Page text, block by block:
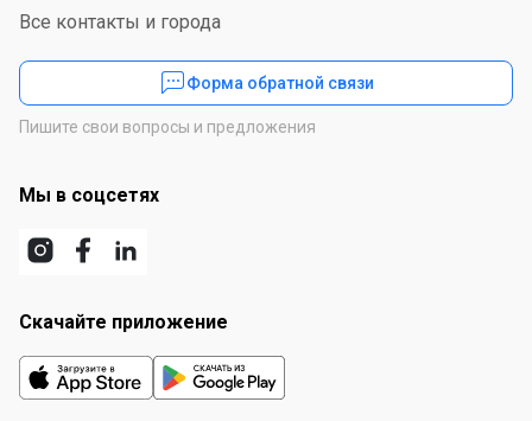
Все контакты и города
Форма обратной связи
Пишите свои вопросы и предложения
Мы в соцсетях
Скачайте приложение